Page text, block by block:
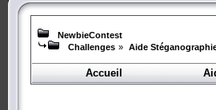
NewbieContest
Challenges » Aide
Accueil